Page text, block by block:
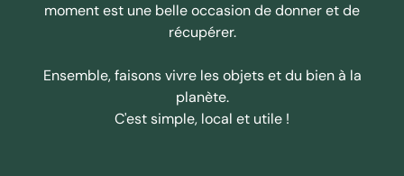
moment est une belle occasion de donner et de
récupérer.
Ensemble, faisons vivre les objets et du bien à la
planète.
C'est simple, local et utile !